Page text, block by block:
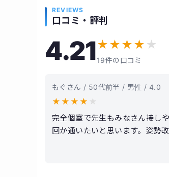
REVIEWS
口コミ・評判
4.21★★★★ ★
19件の口コミ
もぐさん / 50代前半 / 男性 / 4.0
★ ★ ★ ★ ★
完全個室で先生もみなさん接し
回か通いたいと思います。姿勢
は運動が苦手なのですがやる